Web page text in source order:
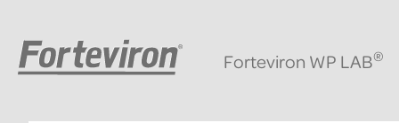
Forteviron WP LAB®